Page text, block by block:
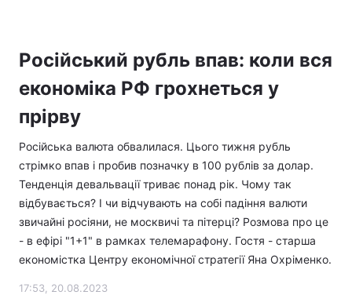
Російський рубль впав: коли вся
економіка РФ грохнеться у
прірву
Російська валюта обвалилася. Цього тижня рубль
стрімко впав і пробив позначку в 100 рублів за долар.
Тенденція девальвації триває понад рік. Чому так
відбувається? І чи відчувають на собі падіння валюти
звичайні росіяни, не москвичі та пітерці? Розмова про це
- в ефірі "1+1" в рамках телемарафону. Гостя - старша
економістка Центру економічної стратегії Яна Охріменко.
17:53, 20.08.2023